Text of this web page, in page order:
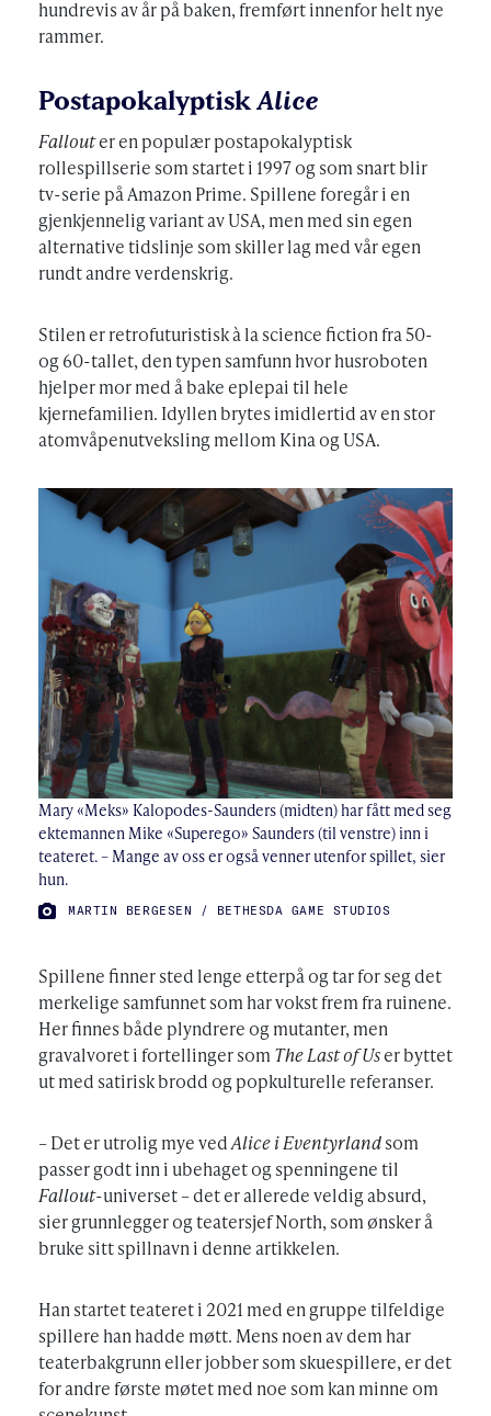
hundrevis av år på baken, fremført innenfor helt nye
rammer.
Postapokalyptisk Alice
Fallouter en populær postapokalyptisk
rollespillserie som startet i 1997 og som snart blir
tv-serie på Amazon Prime. Spillene foregår i en
gjenkjennelig variant av USA, men med sin egen
alternative tidslinje som skiller lag med vår egen
rundt andre verdenskrig.
Stilen er retrofuturistisk à la science fiction fra 50-
og 60-tallet, den typen samfunn hvor husroboten
hjelper mor med å bake eplepai til hele
kjernefamilien. Idyllen brytes imidlertid av en stor
atomvåpenutveksling mellom Kina og USA.
Mary «Meks» Kalopodes-Saunders (midten) har fått med seg
ektemannen Mike «Superego» Saunders (til venstre) inn i
teateret. – Mange av oss er også venner utenfor spillet, sier
hun.
FOTO:
MARTIN BERGESEN / BETHESDA GAME STUDIOS
Spillene finner sted lenge etterpå og tar for seg det
merkelige samfunnet som har vokst frem fra ruinene.
Her finnes både plyndrere og mutanter, men
gravalvoret i fortellinger som The Last of User byttet
ut med satirisk brodd og popkulturelle referanser.
– Det er utrolig mye vedAlice i Eventyrlandsom
passer godt inn i ubehaget og spenningene til
Fallout-universet – det er allerede veldig absurd,
sier grunnlegger og teatersjef North, som ønsker å
bruke sitt spillnavn i denne artikkelen.
Han startet teateret i 2021 med en gruppe tilfeldige
spillere han hadde møtt. Mens noen av dem har
teaterbakgrunn eller jobber som skuespillere, er det
for andre første møtet med noe som kan minne om